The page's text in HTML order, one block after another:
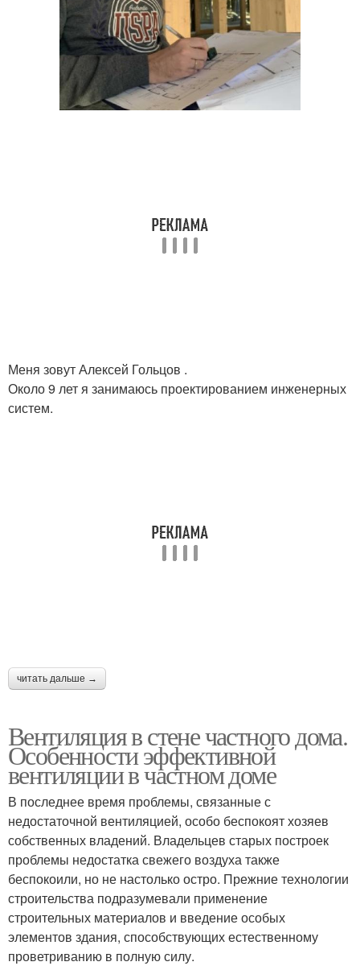
Меня зовут Алексей Гольцов .
Около 9 лет я занимаюсь проектированием инженерных
систем.
читать дальше →
Вентиляция в стене частного дома.
Особенности эффективной
вентиляции в частном доме
В последнее время проблемы, связанные с
недостаточной вентиляцией, особо беспокоят хозяев
собственных владений. Владельцев старых построек
проблемы недостатка свежего воздуха также
беспокоили, но не настолько остро. Прежние технологии
строительства подразумевали применение
строительных материалов и введение особых
элементов здания, способствующих естественному
проветриванию в полную силу.